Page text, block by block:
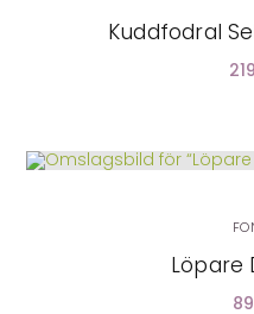
Kuddfodral
LÄGG I
Löpare